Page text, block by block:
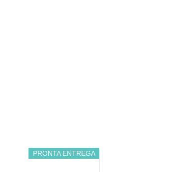
PRONTA ENTREGA